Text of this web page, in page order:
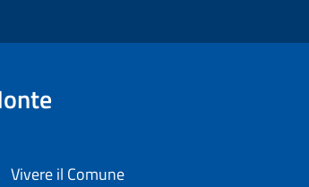
Vivere il Comune